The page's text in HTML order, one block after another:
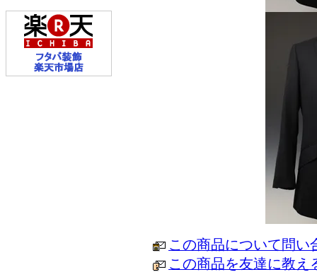
この商品について問い
この商品を友達に教え